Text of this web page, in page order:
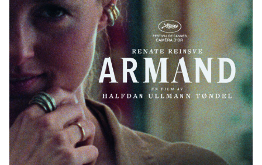
om de två barnen, som vi aldrig träffar, och allt mer
om de vuxna.
Halfdan Ullmann Tøndel vann Caméra d’Or – priset
för bästa debut vid årets filmfestival i Cannes och
huvudrollsinnehavaren Renate Reinsve (Världens
värsta människa) hyllades unisont.